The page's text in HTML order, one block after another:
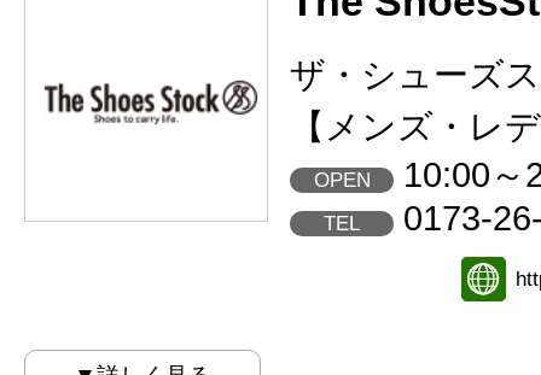
ザ・シューズ
【メンズ・レ
OPEN 10:00～
TEL 0173-